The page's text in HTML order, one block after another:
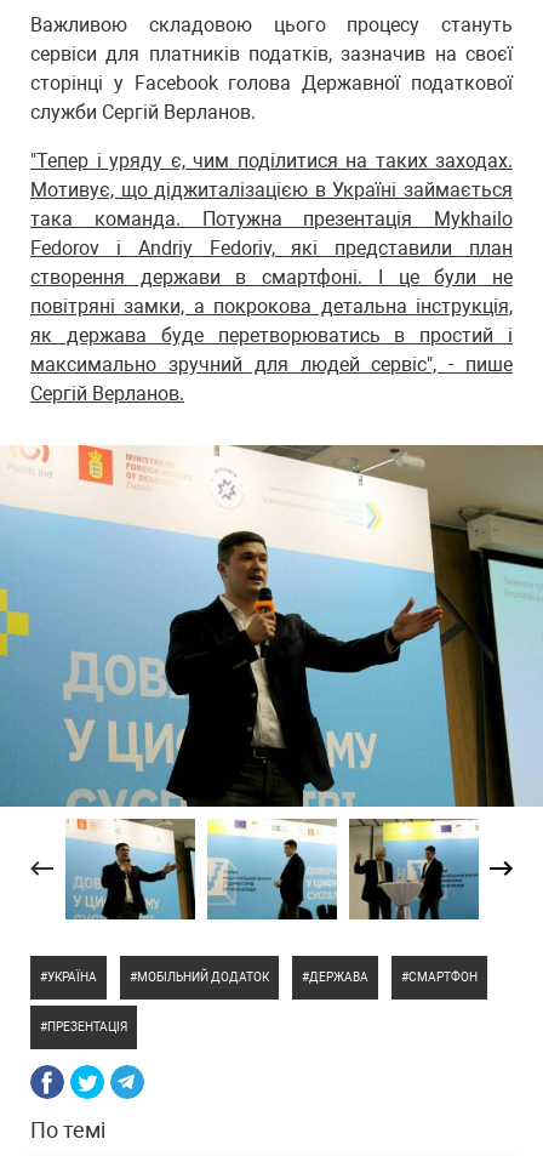
Важливою складовою цього процесу стануть
сервіси для платників податків, зазначив на своєї
сторінці у Facebook голова Державної податкової
служби Сергій Верланов.
"Тепер і уряду є, чим поділитися на таких заходах.
Мотивує, що діджиталізацією в Україні займається
така команда. Потужна презентація Mykhailo
Fedorov і Andriy Fedoriv, які представили план
створення держави в смартфоні. І це були не
повітряні замки, а покрокова детальна інструкція,
як держава буде перетворюватись в простий і
максимально зручний для людей сервіс", - пише
Сергій Верланов.
УКРАЇНА МОБІЛЬНИЙ ДОДАТОК ДЕРЖАВА СМАРТФОН
ПРЕЗЕНТАЦІЯ
По темі